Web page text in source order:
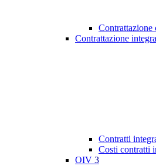
Contrattazione
Contrattazione
Contratti
Costi contratti
OIV 3